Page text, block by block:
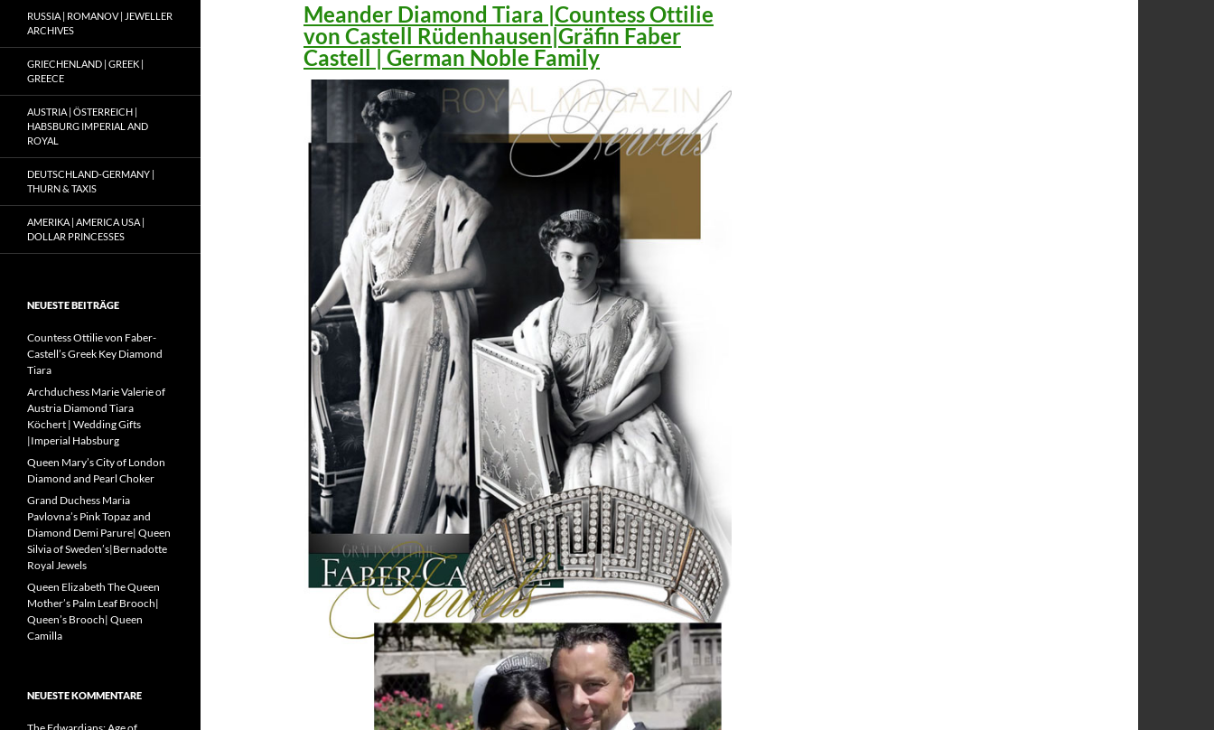
Meander Diamond Tiara |Countess Ottilie
von Castell Rüdenhausen|Gräfin Faber
Castell | German Noble Family
RUSSIA | ROMANOV | JEWELLER
ARCHIVES
GRIECHENLAND | GREEK |
GREECE
AUSTRIA | ÖSTERREICH |
HABSBURG IMPERIAL AND
ROYAL
DEUTSCHLAND-GERMANY |
THURN & TAXIS
AMERIKA | AMERICA USA |
DOLLAR PRINCESSES
NEUESTE BEITRÄGE
Countess Ottilie von Faber-
Castell’s Greek Key Diamond
Tiara
Archduchess Marie Valerie of
Austria Diamond Tiara
Köchert | Wedding Gifts
|Imperial Habsburg
Queen Mary’s City of London
Diamond and Pearl Choker
Grand Duchess Maria
Pavlovna’s Pink Topaz and
Diamond Demi Parure| Queen
Silvia of Sweden’s|Bernadotte
Royal Jewels
Queen Elizabeth The Queen
Mother’s Palm Leaf Brooch|
Queen’s Brooch| Queen
Camilla
NEUESTE KOMMENTARE